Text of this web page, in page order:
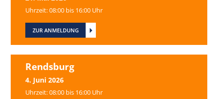
Uhrzeit: 08:00 bis 16:00 Uhr
ZUR ANMELDUNG
Rendsburg
4. Juni 2026
Uhrzeit: 08:00 bis 16:00 Uhr